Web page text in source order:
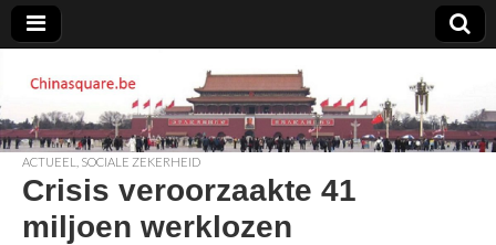
Chinasquare.be
ACTUEEL SOCIALE ZEKERHEID
Crisis veroorzaakte 41
miljoen werklozen